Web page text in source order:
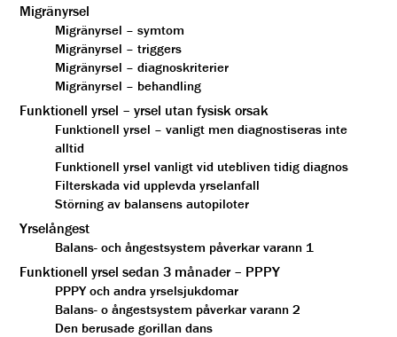
Migränyrsel
Migränyrsel – symtom
Migränyrsel – triggers
Migränyrsel – diagnoskriterier
Migränyrsel – behandling
Funktionell yrsel – yrsel utan fysisk orsak
Funktionell yrsel – vanligt men diagnostiseras inte
alltid
Funktionell yrsel vanligt vid utebliven tidig diagnos
Filterskada vid upplevda yrselanfall
Störning av balansens autopiloter
Yrselångest
Balans- och ångestsystem påverkar varann 1
Funktionell yrsel sedan 3 månader – PPPY
PPPY och andra yrselsjukdomar
Balans- o ångestsystem påverkar varann 2
Den berusade gorillan dans